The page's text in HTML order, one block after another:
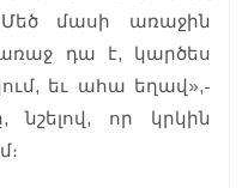
մասի առաջին
դա է, կարծես
եւ ահա եղավ»,-
նշելով, որ կրկին